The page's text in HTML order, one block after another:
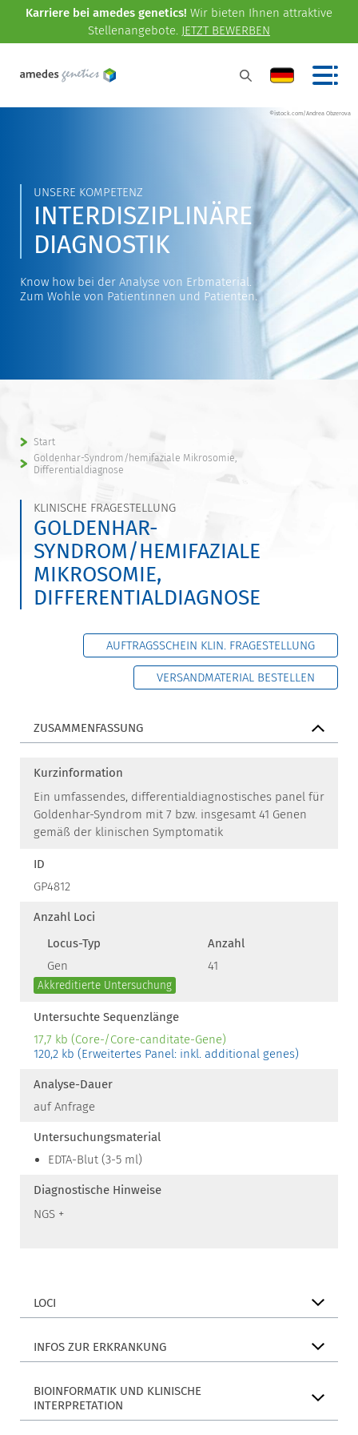
Karriere bei amedes genetics! Wir bieten Ihnen attraktive
Stellenangebote. JETZT BEWERBEN
©istock.com/Andrea Obzerova
UNSERE KOMPETENZ
INTERDISZIPLINÄRE
DIAGNOSTIK
Know how bei der Analyse von Erbmaterial.
Zum Wohle von Patientinnen und Patienten.
Start
Goldenhar-Syndrom/hemifaziale Mikrosomie,
Differentialdiagnose
KLINISCHE FRAGESTELLUNG
GOLDENHAR-
SYNDROM/HEMIFAZIALE
MIKROSOMIE,
DIFFERENTIALDIAGNOSE
AUFTRAGSSCHEIN KLIN. FRAGESTELLUNG
VERSANDMATERIAL BESTELLEN
ZUSAMMENFASSUNG
Kurzinformation
Ein umfassendes, differentialdiagnostisches panel für
Goldenhar-Syndrom mit 7 bzw. insgesamt 41 Genen
gemäß der klinischen Symptomatik
ID
GP4812
Anzahl Loci
Locus-Typ
Anzahl
Gen
41
Akkreditierte Untersuchung
Untersuchte Sequenzlänge
17,7 kb (Core-/Core-canditate-Gene)
120,2 kb (Erweitertes Panel: inkl. additional genes)
Analyse-Dauer
auf Anfrage
Untersuchungsmaterial
EDTA-Blut (3-5 ml)
Diagnostische Hinweise
NGS +
LOCI
INFOS ZUR ERKRANKUNG
BIOINFORMATIK UND KLINISCHE
INTERPRETATION